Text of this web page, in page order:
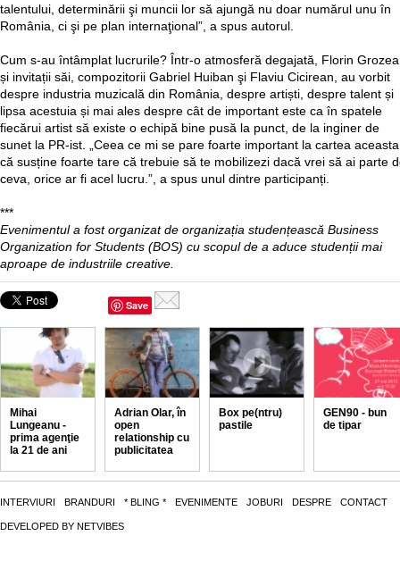
talentului, determinării şi muncii lor să ajungă nu doar numărul unu în
România, ci şi pe plan internaţional”, a spus autorul.
Cum s-au întâmplat lucrurile? Într-o atmosferă degajată, Florin Grozea
și invitații săi, compozitorii Gabriel Huiban şi Flaviu Cicirean, au vorbit
despre industria muzicală din România, despre artiști, despre talent și
lipsa acestuia și mai ales despre cât de important este ca în spatele
fiecărui artist să existe o echipă bine pusă la punct, de la inginer de
sunet la PR-ist. „Ceea ce mi se pare foarte important la cartea
că susține foarte tare că trebuie să te mobilizezi dacă vrei să ai parte
ceva, orice ar fi acel lucru.”, a spus unul dintre participanți.
***
Evenimentul a fost organizat de organizația studențească Business
Organization for Students (BOS) cu scopul de a aduce studenții mai
aproape de industriile creative.
Save
Mihai
Lungeanu -
prima agenţie
la 21 de ani
Adrian Olar, în
open
relationship cu
publicitatea
Box pe(ntru)
pastile
GEN90 - bun
de tipar
INTERVIURI BRANDURI * BLING * EVENIMENTE JOBURI DESPRE CONTACT
DEVELOPED BY NETVIBES